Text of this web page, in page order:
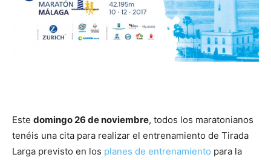
Este domingo 26 de noviembre, todos los maratonianos
tenéis una cita para realizar el entrenamiento de Tirada
Larga previsto en los planes de entrenamiento para la